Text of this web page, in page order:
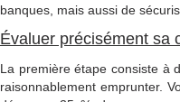
banques, mais aussi de
Évaluer précisément sa
La première étape consiste à
raisonnablement emprunter.